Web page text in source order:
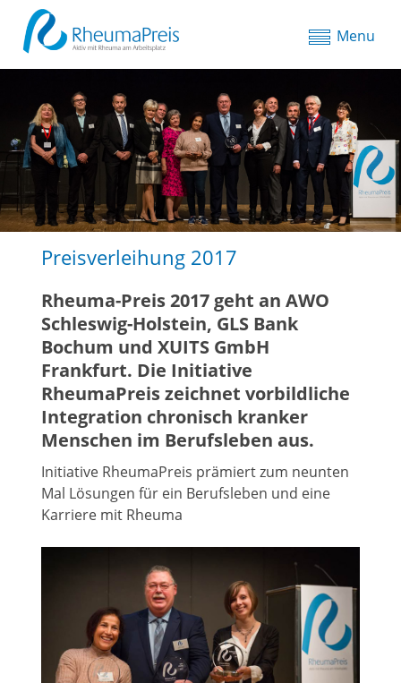
Menu
Preisverleihung 2017
Rheuma-Preis 2017 geht an AWO
Schleswig-Holstein, GLS Bank
Bochum und XUITS GmbH
Frankfurt. Die Initiative
RheumaPreis zeichnet vorbildliche
Integration chronisch kranker
Menschen im Berufsleben aus.
Initiative RheumaPreis prämiert zum neunten
Mal Lösungen für ein Berufsleben und eine
Karriere mit Rheuma